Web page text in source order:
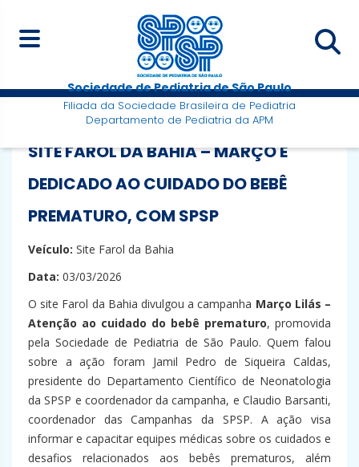
Sociedade de Pediatria de São Paulo
Filiada da Sociedade Brasileira de Pediatria
Departamento de Pediatria da APM
SITE FAROL DA BAHIA – MARÇO É
DEDICADO AO CUIDADO DO BEBÊ
PREMATURO, COM SPSP
Veículo: Site Farol da Bahia
Data: 03/03/2026
O site Farol da Bahia divulgou a campanha Março Lilás –
Atenção ao cuidado do bebê prematuro, promovida
pela Sociedade de Pediatria de São Paulo. Quem falou
sobre a ação foram Jamil Pedro de Siqueira Caldas,
presidente do Departamento Científico de Neonatologia
da SPSP e coordenador da campanha, e Claudio Barsanti,
coordenador das Campanhas da SPSP. A ação visa
informar e capacitar equipes médicas sobre os cuidados e
desafios relacionados aos bebês prematuros, além